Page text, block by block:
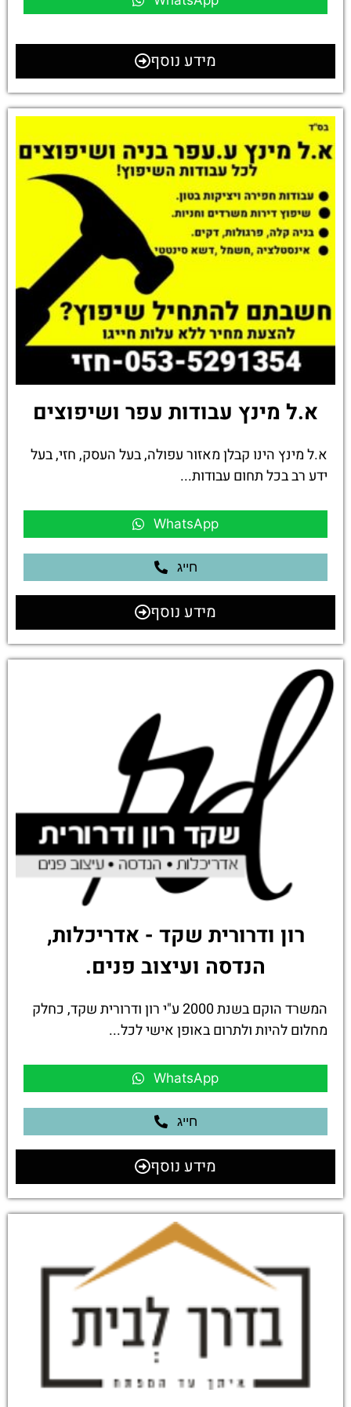
מידע נוסף
א.ל מינץ עבודות עפר ושיפוצים
א.ל מינץ הינו קבלן מאזור עפולה, בעל העסק, חזי, בעל
ידע רב בכל תחום עבודות...
WhatsApp
חייג
מידע נוסף
רון ודרורית שקד - אדריכלות,
הנדסה ועיצוב פנים.
המשרד הוקם בשנת 2000 ע"י רון ודרורית שקד, כחלק
מחלום להיות ולתרום באופן אישי לכל...
WhatsApp
חייג
מידע נוסף